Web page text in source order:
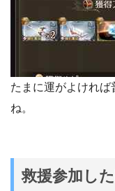
たまに運がよけれ
ね。
救援参加し